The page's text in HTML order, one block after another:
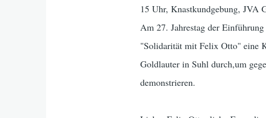
15 Uhr, Knastkundgebung, JVA
Am 27. Jahrestag der
"Solidarität mit Felix Otto" eine
Goldlauter in Suhl durch,um
demonstrieren.